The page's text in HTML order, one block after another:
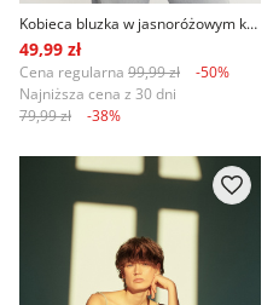
Kobieca bluzka w jasnoróżowym kolorze
49,99 zł
Cena regularna 99,99 zł
-50%
Najniższa cena z 30 dni
79,99 zł
-38%